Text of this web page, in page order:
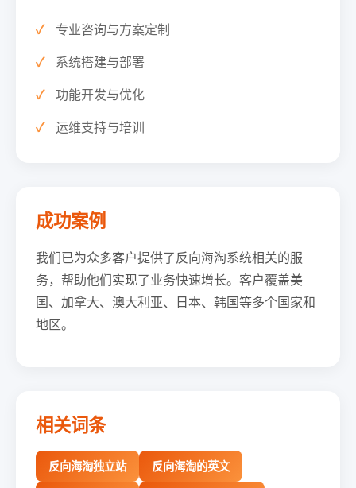
专业咨询与方案定制
系统搭建与部署
功能开发与优化
运维支持与培训
成功案例
我们已为众多客户提供了反向海淘系统相关的服
务，帮助他们实现了业务快速增长。客户覆盖美
国、加拿大、澳大利亚、日本、韩国等多个国家和
地区。
相关词条
反向海淘独立站
反向海淘的英文